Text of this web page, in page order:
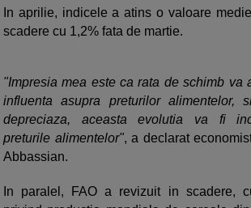
In aprilie, indicele a atins o valoare
scadere cu 1,2% fata de martie.
"Impresia mea este ca rata de schimb va
influenta asupra preturilor alimentelor,
depreciaza, aceasta evolutia va fi
preturile alimentelor", a declarat
Abbassian.
In paralel, FAO a revizuit in scadere,